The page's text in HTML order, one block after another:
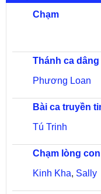
Chạm
Thánh ca
Phương Loan
Bài ca truyền
Tú Trinh
Chạm lòng
Kinh Kha, Sally